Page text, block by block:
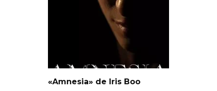
«Amnesia» de Iris Boo